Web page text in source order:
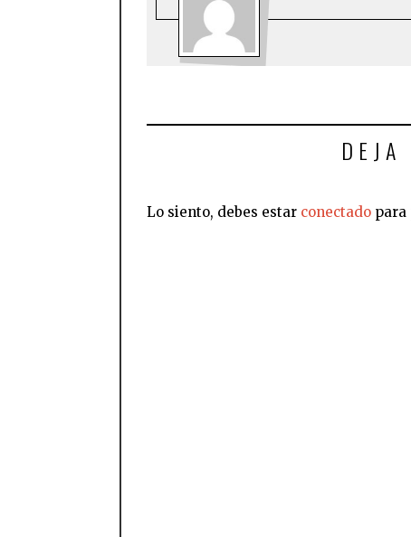
DEJA
Lo siento, debes estar conectado para